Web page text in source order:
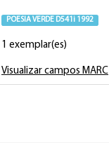
POESIA VERDE D541i 1992
1 exemplar(es)
Visualizar campos MARC